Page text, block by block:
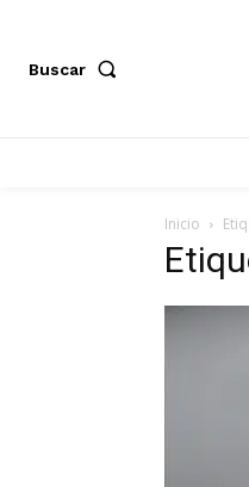
Buscar
Inicio